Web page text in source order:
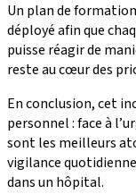
Un plan de
déployé afin que
puisse réagir de
reste au cœur des
En conclusion, cet
personnel : face à
sont les meilleurs
vigilance
dans un hôpital.